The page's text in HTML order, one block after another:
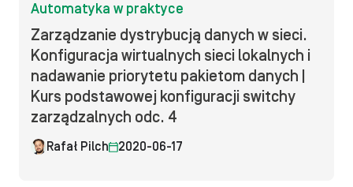
Automatyka w praktyce
Zarządzanie dystrybucją danych w sieci.
Konfiguracja wirtualnych sieci lokalnych i
nadawanie priorytetu pakietom danych |
Kurs podstawowej konfiguracji switchy
zarządzalnych odc. 4
Rafał Pilch 2020-06-17